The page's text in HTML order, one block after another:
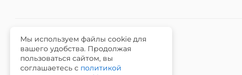
2026 © Интернет-магазин iЧехол.
ИНН 631911014100 ОГРНИП 315631300089311
Мы используем файлы cookie для
вашего удобства. Продолжая
пользоваться сайтом, вы
соглашаетесь с политикой